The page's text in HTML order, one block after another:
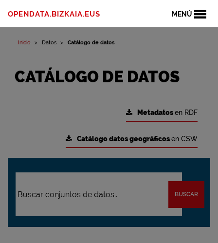
MENÚ
OPENDATA.BIZKAIA.EUS
Inicio Datos Catálogo de datos
CATÁLOGO DE DATOS
Metadatosen RDF
Catálogo datos geográficosen CSW
BUSCAR